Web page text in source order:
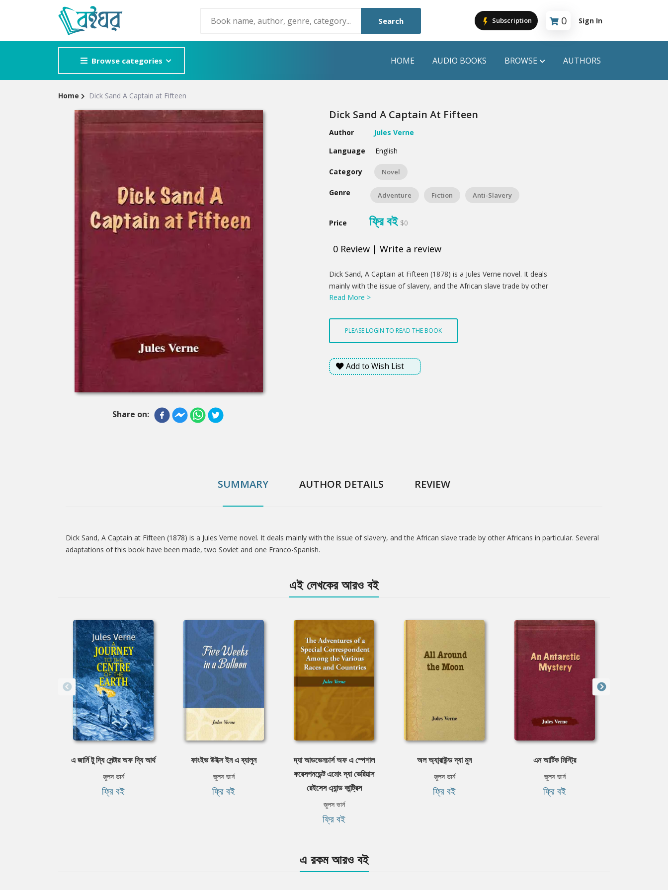
Search Subscription 0
Cart is empty
Sign In
Browse categories HOME AUDIO BOOKS BROWSE
POPULAR GENRE
Detective
Humayun Ahmed
Mouri Morium
Hot & New
Featured Event
AUTHORS
Breadcrumb
Home Dick Sand A Captain at Fifteen
Share on:
Dick Sand A Captain At Fifteen
Author
Jules Verne
Language
English
Category Novel
Genre Adventure Fiction Anti-Slavery
Price ফ্রি বই $0
0 Review | Write a review
Product
Summery
Dick Sand, A Captain at Fifteen (1878) is a Jules Verne novel. It deals
mainly with the issue of slavery, and the African slave trade by other
Africans in particular. Several adaptations of this book have been made,
Read More >
PLEASE LOGIN TO READ THE BOOK
Add to Wish List
SUMMARY AUTHOR DETAILS REVIEW
Tab
Dick Sand, A Captain at Fifteen (1878) is a Jules Verne novel. It deals mainly with the issue of slavery, and the African slave trade by other Africans in particular. Several
adaptations of this book have been made, two Soviet and one Franco-Spanish.
এই লেখকের আরও বই
এ জার্নি টু দ্যি সেন্টার অফ দ্যি আর্থ
জুলস ভার্ন
ফ্রি বই
ফাংইভ উইক্স ইন এ ব্যালুন
জুলস ভার্ন
ফ্রি বই
দ্যা আডভেনচার্স অফ এ স্পেশাল
করেসপনডেন্ট এমোং দ্যা ভেরিয়াস
রেইসেস এ্যান্ড কান্ট্রিস
জুলস ভার্ন
ফ্রি বই
অল অ্যা্রাউন্ড দ্যা মুন
জুলস ভার্ন
ফ্রি বই
এন আর্টিক মিস্ট্রি
জুলস ভার্ন
ফ্রি বই
এ রকম আরও বই